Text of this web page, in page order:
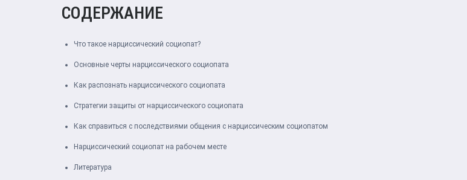
СОДЕРЖАНИЕ
Что такое нарциссический социопат?
Основные черты нарциссического социопата
Как распознать нарциссического социопата
Стратегии защиты от нарциссического социопата
Как справиться с последствиями общения с нарциссическим социопатом
Нарциссический социопат на рабочем месте
Литература